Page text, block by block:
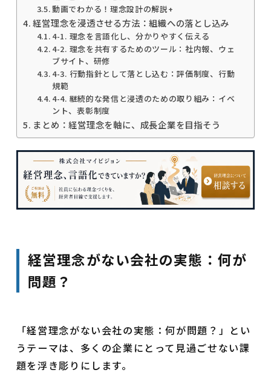
動画でわかる！理念設計の解説+
経営理念を浸透させる方法：組織への落とし込み
4-1. 理念を言語化し、分かりやすく伝える
4-2. 理念を共有するためのツール：社内報、ウェ
ブサイト、研修
4-3. 行動指針として落とし込む：評価制度、行動
規範
4-4. 継続的な発信と浸透のための取り組み：イベ
ント、表彰制度
まとめ：経営理念を軸に、成長企業を目指そう
経営理念がない会社の実態：何が
問題？
「経営理念がない会社の実態：何が問題？」とい
うテーマは、多くの企業にとって見過ごせない課
題を浮き彫りにします。